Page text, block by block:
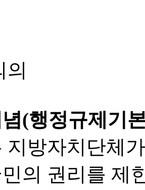
의
(행정규제기
지방자치단체
의 권리를 제